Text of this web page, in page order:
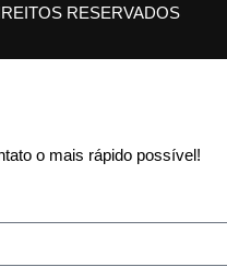
RESERVADOS
o mais rápido possível!